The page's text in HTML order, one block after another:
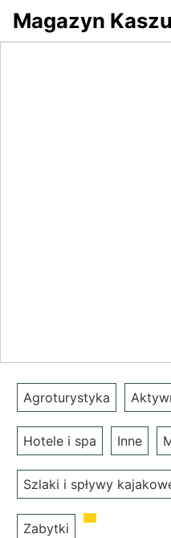
Przejdź do serwisu
Magazyn
Agroturystyka
Hotele i spa Inne
Szlaki i spływy
Zabytki